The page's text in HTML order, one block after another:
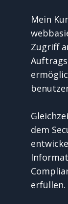
Mein
Zugriff
dem
erfüllen.